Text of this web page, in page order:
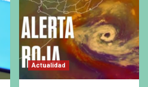
Actualidad